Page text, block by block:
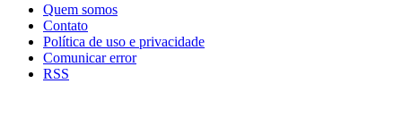
Quem somos
Contato
Política de uso e privacidade
Comunicar error
RSS